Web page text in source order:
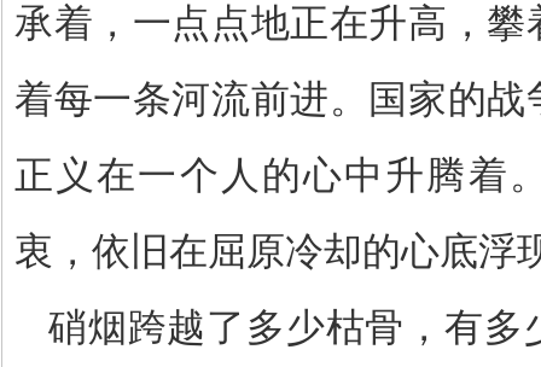
承着，一点点地正在升高，
着每一条河流前进。国家的
正义在一个人的心中升腾着
衷，依旧在屈原冷却的心底浮
硝烟跨越了多少枯骨，有多